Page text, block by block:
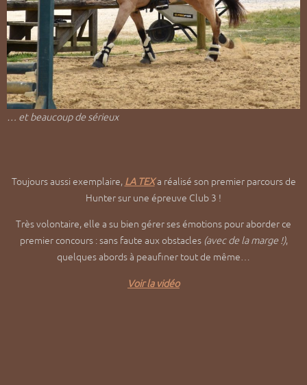
… et beaucoup de sérieux
Toujours aussi exemplaire, LA TEXa réalisé son premier parcours de
Hunter sur une épreuve Club 3 !
Très volontaire, elle a su bien gérer ses émotions pour aborder ce
premier concours : sans faute aux obstacles (avec de la marge !),
quelques abords à peaufiner tout de même…
Voir la vidéo